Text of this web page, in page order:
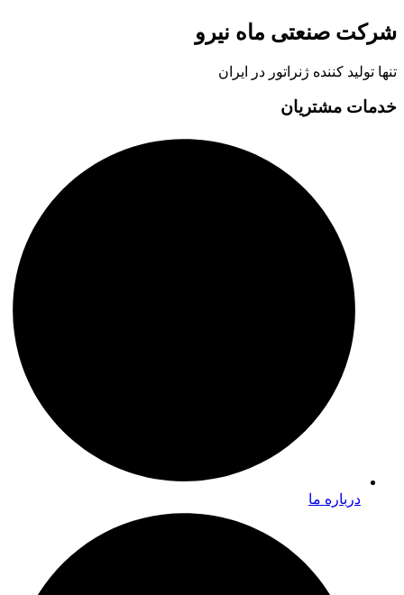
شرکت صنعتی ماه نیرو
تنها تولید کننده ژنراتور در ایران
خدمات مشتریان
درباره ما